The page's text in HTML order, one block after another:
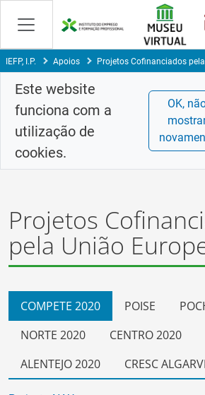
Skip
Content
IEFP, I.P. Apoios Projetos Cofinanciados
Este website
funciona com a
utilização de
cookies.
OK,
Projetos
pela União
COMPETE 2020 POISE
NORTE 2020
CENTRO 2020
ALENTEJO 2020
CRESC